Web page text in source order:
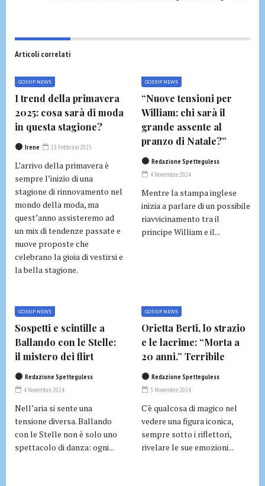
Articoli correlati
GOSSIP NEWS
I trend della primavera
2025: cosa sarà di moda
in questa stagione?
Irene 13 Febbraio 2025
L’arrivo della primavera è
sempre l’inizio di una
stagione di rinnovamento nel
mondo della moda, ma
quest’anno assisteremo ad
un mix di tendenze passate e
nuove proposte che
celebrano la gioia di vestirsi e
la bella stagione.
GOSSIP NEWS
“Nuove tensioni per
William: chi sarà il
grande assente al
pranzo di Natale?”
Redazione Spetteguless
4 Novembre 2024
Mentre la stampa inglese
inizia a parlare di un possibile
riavvicinamento tra il
principe William e il...
GOSSIP NEWS
Sospetti e scintille a
Ballando con le Stelle:
il mistero dei flirt
Redazione Spetteguless
4 Novembre 2024
Nell’aria si sente una
tensione diversa. Ballando
con le Stelle non è solo uno
spettacolo di danza: ogni...
GOSSIP NEWS
Orietta Berti, lo strazio
e le lacrime: “Morta a
20 anni.” Terribile
Redazione Spetteguless
3 Novembre 2024
C'è qualcosa di magico nel
vedere una figura iconica,
sempre sotto i riflettori,
rivelare le sue emozioni...